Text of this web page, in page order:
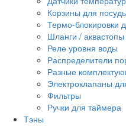
Корзины для
Термо-блокировки
Шланги /
Реле уровня воды
Распределители
Разные
Электроклапаны
Фильтры
Ручки для таймера
Тэны